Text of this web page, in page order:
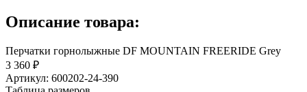
Описание товара:
Перчатки горнолыжные DF MOUNTAIN FREERIDE Grey
3 360 ₽
Артикул: 600202-24-390